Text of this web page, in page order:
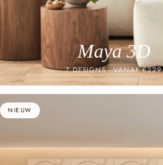
Maya 3D
7 DESIGNS · VANAF €229
NIEUW